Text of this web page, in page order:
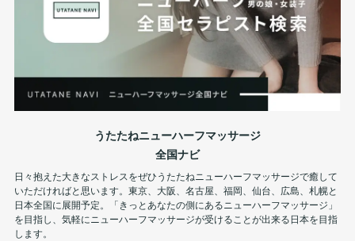
うたたねニューハーフマッサージ
全国ナビ
日々抱えた大きなストレスをぜひうたたねニューハーフマッサージで癒して
いただければと思います。東京、大阪、名古屋、福岡、仙台、広島、札幌と
日本全国に展開予定。「きっとあなたの側にあるニューハーフマッサージ」
を目指し、気軽にニューハーフマッサージが受けることが出来る日本を目指
します。